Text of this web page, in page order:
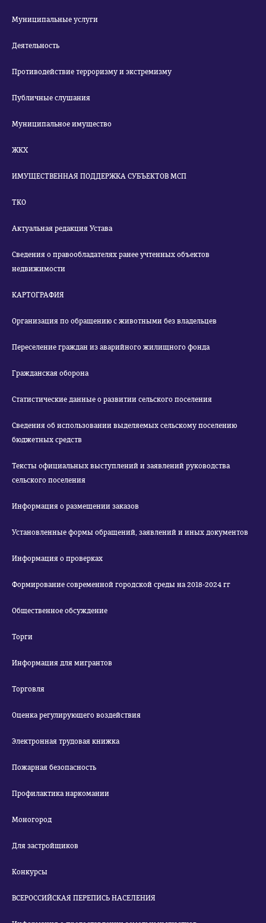
Муниципальные услуги
Деятельность
Противодействие терроризму и экстремизму
Публичные слушания
Муниципальное имущество
ЖКХ
ИМУЩЕСТВЕННАЯ ПОДДЕРЖКА СУБЪЕКТОВ МСП
ТКО
Актуальная редакция Устава
Сведения о правообладателях ранее учтенных объектов
недвижимости
КАРТОГРАФИЯ
Организация по обращению с животными без владельцев
Переселение граждан из аварийного жилищного фонда
Гражданская оборона
Статистические данные о развитии сельского поселения
Сведения об использовании выделяемых сельскому поселению
бюджетных средств
Тексты официальных выступлений и заявлений руководства
сельского поселения
Информация о размещении заказов
Установленные формы обращений, заявлений и иных документов
Информация о проверках
Формирование современной городской среды на 2018-2024 гг
Общественное обсуждение
Торги
Информация для мигрантов
Торговля
Оценка регулирующего воздействия
Электронная трудовая книжка
Пожарная безопасность
Профилактика наркомании
Моногород
Для застройщиков
Конкурсы
ВСЕРОССИЙСКАЯ ПЕРЕПИСЬ НАСЕЛЕНИЯ